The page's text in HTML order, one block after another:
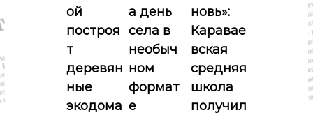
о
з
а
ой
построя
т
деревян
ные
экодома
а день
села в
необыч
ном
формат
е
новь»:
Каравае
вская
средняя
школа
получил